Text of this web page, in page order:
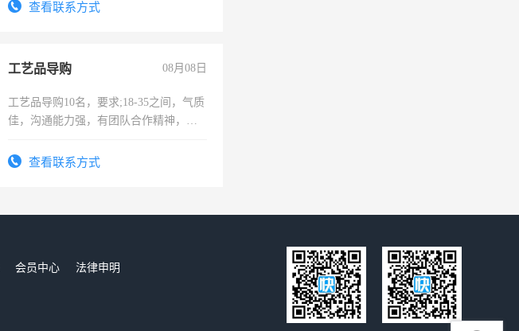
查看联系方式
工艺品导购 08月08日
工艺品导购10名，要求;18-35之间，气质
佳，沟通能力强，有团队合作精神，有
查看联系方式
会员中心
法律申明